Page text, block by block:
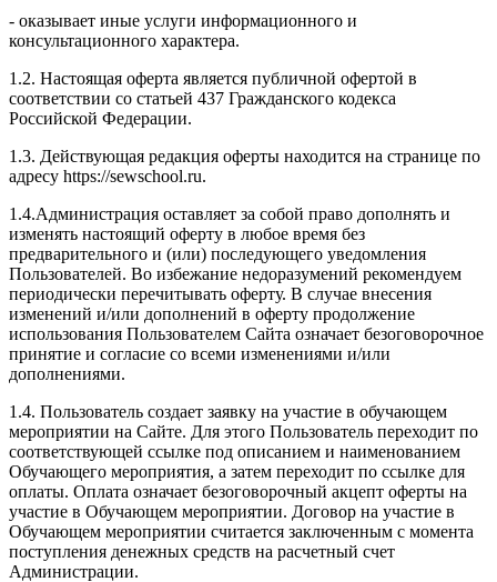
- оказывает иные услуги информационного и
консультационного характера.
1.2. Настоящая оферта является публичной офертой в
соответствии со статьей 437 Гражданского кодекса
Российской Федерации.
1.3. Действующая редакция оферты находится на странице по
адресу https://sewschool.ru.
1.4.Администрация оставляет за собой право дополнять и
изменять настоящий оферту в любое время без
предварительного и (или) последующего уведомления
Пользователей. Во избежание недоразумений рекомендуем
периодически перечитывать оферту. В случае внесения
изменений и/или дополнений в оферту продолжение
использования Пользователем Сайта означает безоговорочное
принятие и согласие со всеми изменениями и/или
дополнениями.
1.4. Пользователь создает заявку на участие в обучающем
мероприятии на Сайте. Для этого Пользователь переходит по
соответствующей ссылке под описанием и наименованием
Обучающего мероприятия, а затем переходит по ссылке для
оплаты. Оплата означает безоговорочный акцепт оферты на
участие в Обучающем мероприятии. Договор на участие в
Обучающем мероприятии считается заключенным с момента
поступления денежных средств на расчетный счет
Администрации.